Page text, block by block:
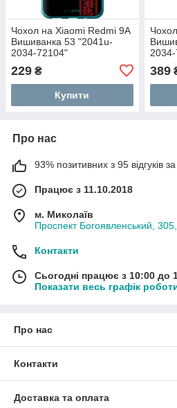
Чохол на Xiaomi Redmi 9A
Вишиванка 53 "2041u-
2034-72104"
229 ₴
Купити
389
Про нас
93% позитивних з 95 відгуків за
Працює з 11.10.2018
м. Миколаїв
Проспект Богоявленський,
Контакти
Сьогодні працює з 10:00 до
Показати весь графік
Про нас
Контакти
Доставка та оплата